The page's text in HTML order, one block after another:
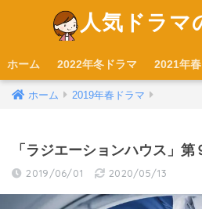
人気ドラマ
ホーム 2022年冬ドラマ 2021年
ホーム 2019年春ドラマ
「ラジエーションハウス」第
2019/06/01 2020/05/13